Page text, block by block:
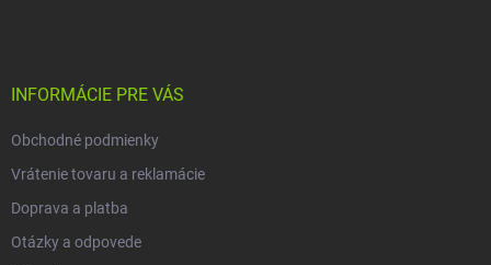
INFORMÁCIE PRE VÁS
Obchodné podmienky
Vrátenie tovaru a reklamácie
Doprava a platba
Otázky a odpovede